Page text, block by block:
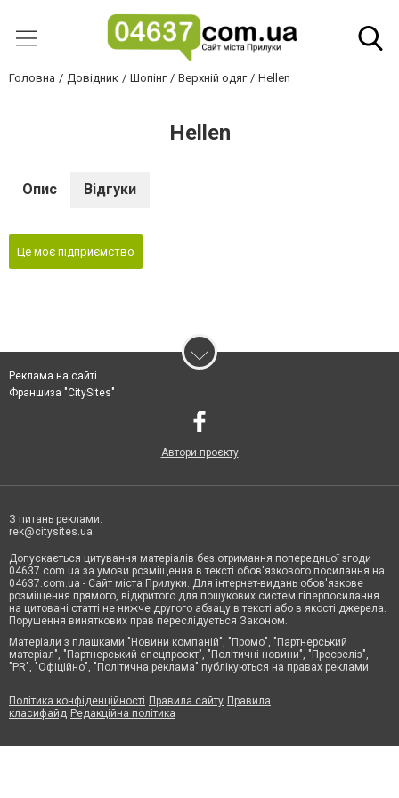
Головна Довідник Шопінг Верхній одяг Hellen
Hellen
Опис Відгуки
Це моє підприємство
Реклама на сайті
Франшиза "CitySites"
Автори проєкту
З питань реклами:
rek@citysites.ua
Допускається цитування матеріалів без отримання попередньої згоди
04637.com.ua за умови розміщення в тексті обов'язкового посилання на
04637.com.ua - Сайт міста Прилуки. Для інтернет-видань обов'язкове
розміщення прямого, відкритого для пошукових систем гіперпосилання
на цитовані статті не нижче другого абзацу в тексті або в якості джерела.
Порушення виняткових прав переслідується Законом.
Матеріали з плашками "Новини компаній", "Промо", "Партнерський
матеріал", "Партнерський спецпроєкт", "Політичні новини", "Пресреліз",
"PR", "Офіційно", "Політична реклама" публікуються на правах реклами.
Політика конфіденційності Правила сайту Правила
класифайд Редакційна політика